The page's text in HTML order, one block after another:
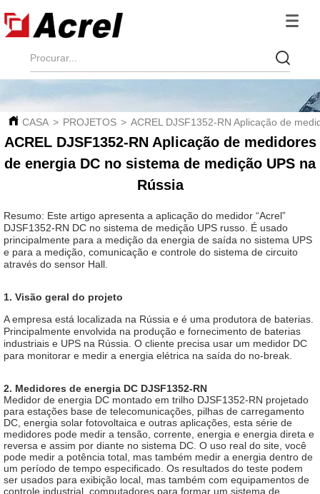
CASA > PROJETOS > ACREL DJSF1352-RN Aplicação de
ACREL DJSF1352-RN Aplicação de medidores
de energia DC no sistema de medição UPS na
Rússia